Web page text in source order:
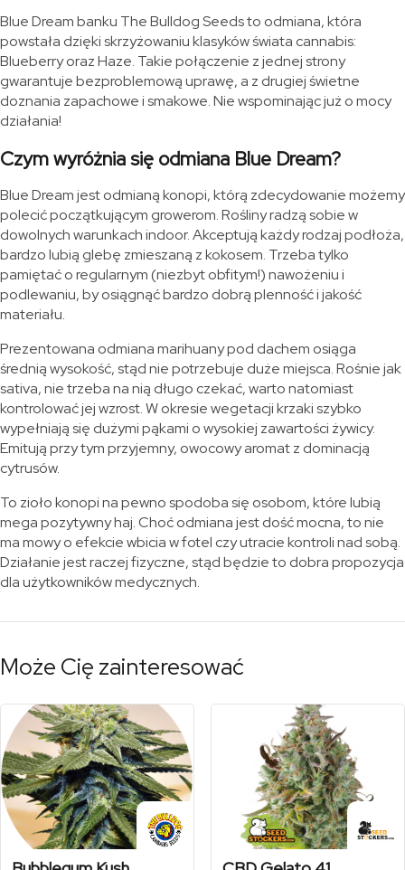
Blue Dream banku The Bulldog Seeds to odmiana, która
powstała dzięki skrzyżowaniu klasyków świata cannabis:
Blueberry oraz Haze. Takie połączenie z jednej strony
gwarantuje bezproblemową uprawę, a z drugiej świetne
doznania zapachowe i smakowe. Nie wspominając już o mocy
działania!
Czym wyróżnia się odmiana Blue Dream?
Blue Dream jest odmianą konopi, którą zdecydowanie możemy
polecić początkującym growerom. Rośliny radzą sobie w
dowolnych warunkach indoor. Akceptują każdy rodzaj podłoża,
bardzo lubią glebę zmieszaną z kokosem. Trzeba tylko
pamiętać o regularnym (niezbyt obfitym!) nawożeniu i
podlewaniu, by osiągnąć bardzo dobrą plenność i jakość
materiału.
Prezentowana odmiana marihuany pod dachem osiąga
średnią wysokość, stąd nie potrzebuje duże miejsca. Rośnie jak
sativa, nie trzeba na nią długo czekać, warto natomiast
kontrolować jej wzrost. W okresie wegetacji krzaki szybko
wypełniają się dużymi pąkami o wysokiej zawartości żywicy.
Emitują przy tym przyjemny, owocowy aromat z dominacją
cytrusów.
To zioło konopi na pewno spodoba się osobom, które lubią
mega pozytywny haj. Choć odmiana jest dość mocna, to nie
ma mowy o efekcie wbicia w fotel czy utracie kontroli nad sobą.
Działanie jest raczej fizyczne, stąd będzie to dobra propozycja
dla użytkowników medycznych.
Może Cię zainteresować